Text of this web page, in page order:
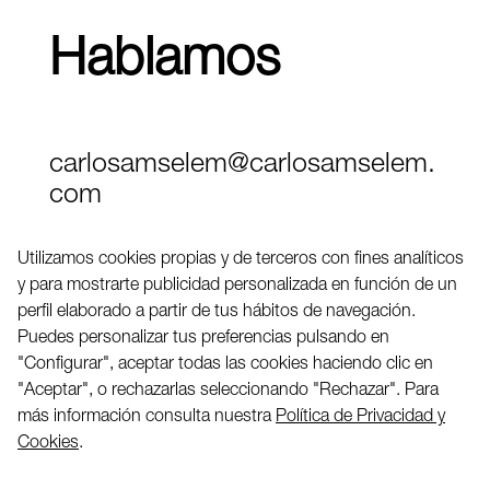
Hablamos
carlosamselem@carlosamselem.
com
Twitter
LinkedIN
2026 ©
Utilizamos cookies propias y de terceros con fines analíticos
y para mostrarte publicidad personalizada en función de un
perfil elaborado a partir de tus hábitos de navegación.
Puedes personalizar tus preferencias pulsando en
"Configurar", aceptar todas las cookies haciendo clic en
"Aceptar", o rechazarlas seleccionando "Rechazar". Para
más información consulta nuestra Política de Privacidad y
Cookies.